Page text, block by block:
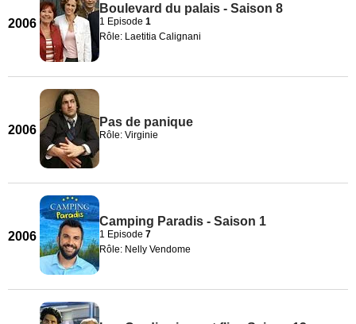
2006
Boulevard du palais - Saison 8
1 Episode 1
Rôle: Laetitia Calignani
2006
Pas de panique
Rôle: Virginie
2006
Camping Paradis - Saison 1
1 Episode 7
Rôle: Nelly Vendome